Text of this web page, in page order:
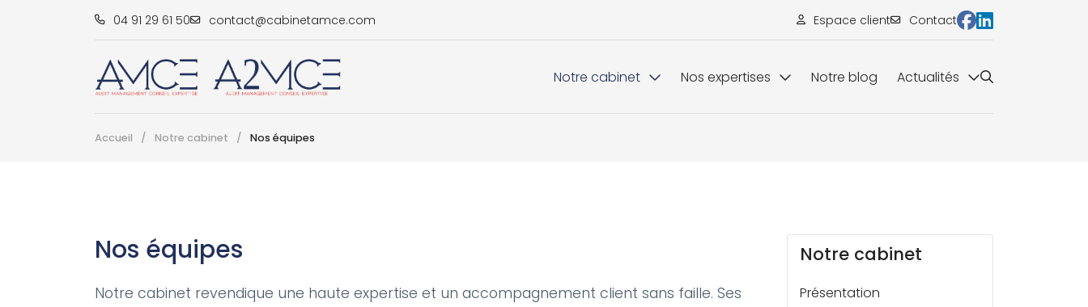
04 91 29 61 50 Espace client Contact
Notre cabinet
Nos expertises
Création d’entreprise et opérations juridiques d’entreprises
Expertise judiciaire
Notre blog
Actualités
Accueil / Notre cabinet / Nos équipes
Nos équipes
Notre cabinet revendique une haute expertise et un accompagnement client sans faille. Ses
Notre cabinet
Présentation